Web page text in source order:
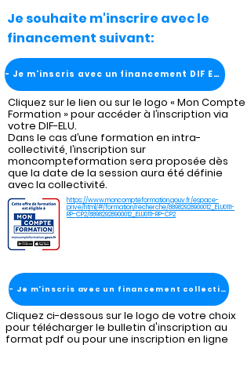
Je souhaite m'inscrire avec le
financement suivant:
- Je m'inscris avec un financement DIF ELU
Cliquez sur le lien ou sur le logo « Mon Compte
Formation » pour accéder à l’inscription via
votre DIF-ELU.
Dans le cas d’une formation en intra-
collectivité, l’inscription sur
moncompteformation sera proposée dès
que la date de la session aura été définie
avec la collectivité.
https://www.moncompteformation.gouv.fr/espace-
prive/html/#/formation/recherche/88982928900012_ELU0111-
RP-CP2/88982928900012_ELU0111-RP-CP2
- Je m'inscris avec un financement collectivité
Cliquez ci-dessous sur le logo de votre choix
pour télécharger le bulletin d'inscription au
format pdf ou pour une inscription en ligne